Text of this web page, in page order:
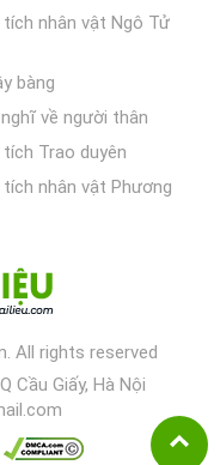
tích nhân vật Ngô Tử
bàng
về người thân
tích Trao duyên
tích nhân vật Phương
All rights reserved
Cầu Giấy, Hà Nội